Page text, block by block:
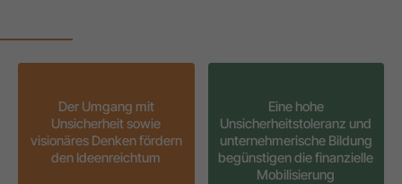
Der Umgang mit
Unsicherheit sowie
visionäres Denken fördern
den Ideenreichtum
Eine hohe
Unsicherheitstoleranz und
unternehmerische Bildung
begünstigen die finanzielle
Mobilisierung